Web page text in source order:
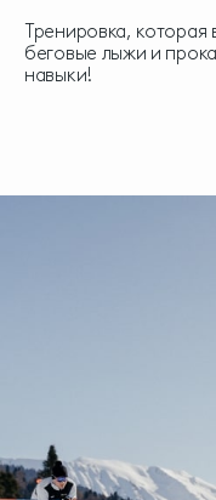
Тренировка, которая
беговые лыжи и
навыки!